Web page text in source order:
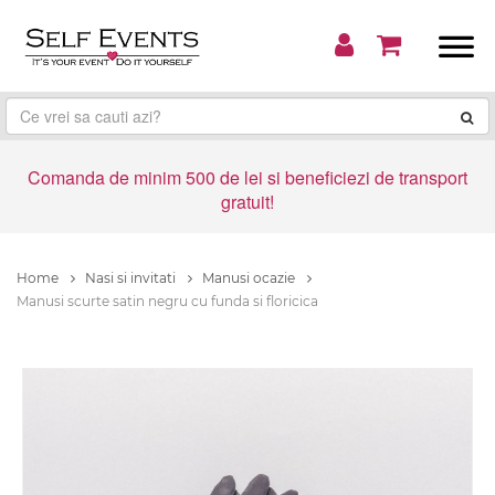
Comanda de minim 500 de lei si beneficiezi de transport
gratuit!
Home Nasi si invitati
Manusi ocazie
Manusi scurte satin negru cu funda si floricica